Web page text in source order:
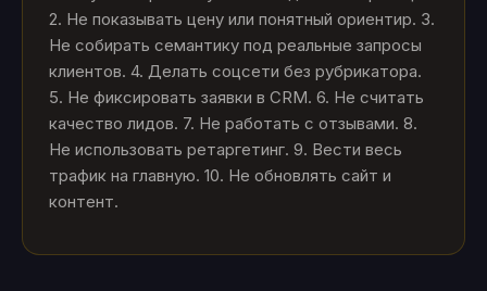
2. Не показывать цену или понятный ориентир. 3.
Не собирать семантику под реальные запросы
клиентов. 4. Делать соцсети без рубрикатора.
5. Не фиксировать заявки в CRM. 6. Не считать
качество лидов. 7. Не работать с отзывами. 8.
Не использовать ретаргетинг. 9. Вести весь
трафик на главную. 10. Не обновлять сайт и
контент.